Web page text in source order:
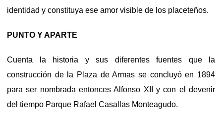
identidad y constituya ese amor visible de los placeteños.
PUNTO Y APARTE
Cuenta la historia y sus diferentes fuentes que la
construcción de la Plaza de Armas se concluyó en 1894
para ser nombrada entonces Alfonso XII y con el devenir
del tiempo Parque Rafael Casallas Monteagudo.